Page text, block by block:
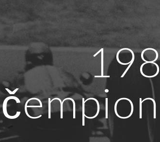
Skip to main content